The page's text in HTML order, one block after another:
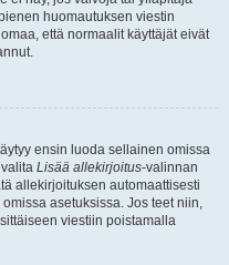
huomautuksen viestin
että normaalit käyttäjät eivät
ensin luoda sellainen omissa
Lisää allekirjoitus-valinnan
allekirjoituksen automaattisesti
asetuksissa. Jos teet niin,
viestiin poistamalla